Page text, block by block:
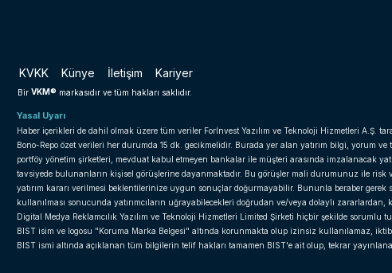
KVKK Künye İletişim Kariyer
Bir VKM® markasıdır ve tüm hakları saklıdır.
Yasal Uyarı
Haber içerikleri de dahil olmak üzere tüm veriler ForInvest Yazılım ve Teknoloji Hizmetleri A.Ş.
Bono-Repo özet verileri her durumda 15 dk. gecikmelidir. Burada yer alan yatırım bilgi, yorum ve
portföy yönetim şirketleri, mevduat kabul etmeyen bankalar ile müşteri arasında imzalanacak
tavsiyede bulunanların kişisel görüşlerine dayanmaktadır. Bu görüşler mali durumunuz ile
yatırım kararı verilmesi beklentilerinize uygun sonuçlar doğurmayabilir. Bununla beraber
kullanılması sonucunda yatırımcıların uğrayabilecekleri doğrudan ve/veya dolaylı
Digital Medya Reklamcılık Yazılım ve Teknoloji Hizmetleri Limited Şirketi hiçbir şekilde sorumlu
BIST isim ve logosu "Koruma Marka Belgesi" altında korunmakta olup izinsiz kullanılamaz,
BIST ismi altında açıklanan tüm bilgilerin telif hakları tamamen BIST'e ait olup, tekrar